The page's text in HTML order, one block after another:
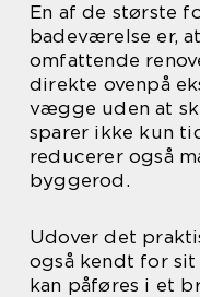
En af de største
badeværelse er,
omfattende
direkte ovenpå
vægge uden at
sparer ikke kun
reducerer også
byggerod.
Udover det
også kendt for
kan påføres i et